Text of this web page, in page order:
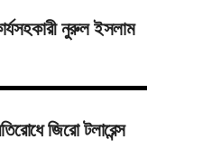
নুরুল ইসলাম
জিরো টলারেন্স